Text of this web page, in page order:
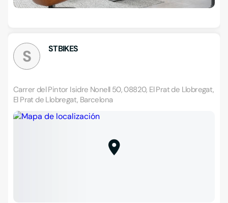
S STBIKES
Carrer del Pintor Isidre Nonell 50, 08820, El Prat de Llobregat,
El Prat de Llobregat, Barcelona